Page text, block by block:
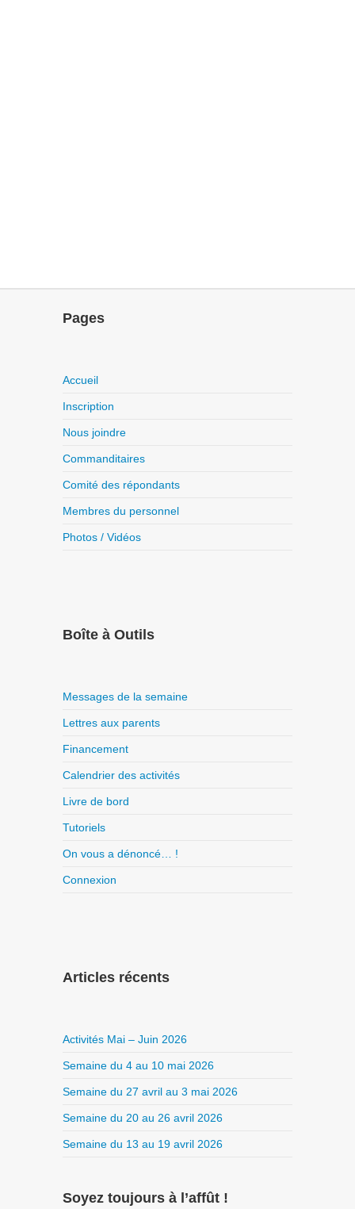
Pages
Accueil
Inscription
Nous joindre
Commanditaires
Comité des répondants
Membres du personnel
Photos / Vidéos
Boîte à Outils
Messages de la semaine
Lettres aux parents
Financement
Calendrier des activités
Livre de bord
Tutoriels
On vous a dénoncé… !
Connexion
Articles récents
Activités Mai – Juin 2026
Semaine du 4 au 10 mai 2026
Semaine du 27 avril au 3 mai 2026
Semaine du 20 au 26 avril 2026
Semaine du 13 au 19 avril 2026
Soyez toujours à l’affût !